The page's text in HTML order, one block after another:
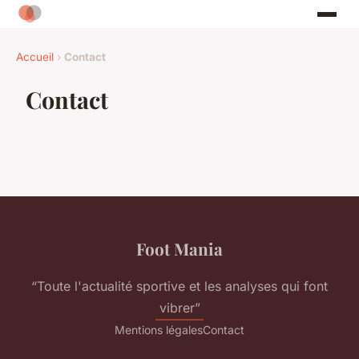
Accueil › Contact
Contact
Foot Mania
“Toute l'actualité sportive et les analyses qui font
vibrer”
Mentions légalesContact